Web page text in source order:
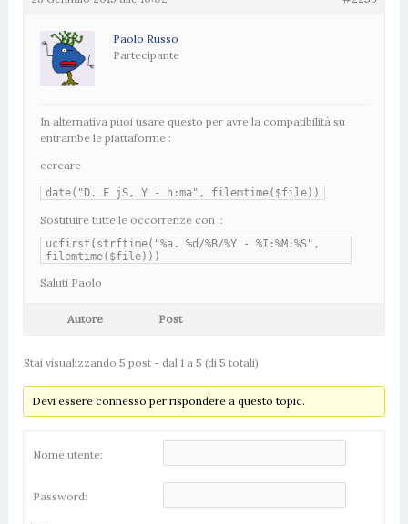
Paolo Russo
Partecipante
In alternativa puoi usare questo per avre la compatibilità su
entrambe le piattaforme :
cercare
date("D. F jS, Y - h:ma", filemtime($file))
Sostituire tutte le occorrenze con .:
ucfirst(strftime("%a. %d/%B/%Y - %I:%M:%S",
filemtime($file)))
Saluti Paolo
Autore Post
Stai visualizzando 5 post - dal 1 a 5 (di 5 totali)
Devi essere connesso per rispondere a questo topic.
Nome utente:
Password: